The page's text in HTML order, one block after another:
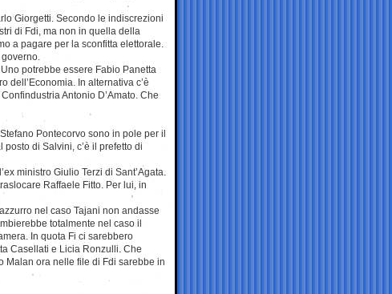
Giorgetti. Secondo le indiscrezioni
di Fdi, ma non in quella della
a pagare per la sconfitta elettorale.
governo.
potrebbe essere Fabio Panetta
dell’Economia. In alternativa c’è
Antonio D’Amato. Che
Pontecorvo sono in pole per il
posto di Salvini, c’è il prefetto di
ministro Giulio Terzi di Sant’Agata.
Raffaele Fitto. Per lui, in
nel caso Tajani non andasse
totalmente nel caso il
In quota Fi ci sarebbero
Casellati e Licia Ronzulli. Che
Malan ora nelle file di Fdi sarebbe in